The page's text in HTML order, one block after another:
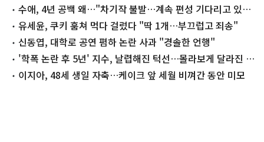
수애, 4년 공백 왜…"차기작 불발…계속 편성 기다리고 있
다"유세윤, 쿠키 훔쳐 먹다 걸렸다 "딱 1개…부끄럽고 죄송"
신동엽, 대학로 공연 폄하 논란 사과 "경솔한 언행"
'학폭 논란 후 5년' 지수, 날렵해진 턱선…몰라보게 달라진 근
황 이지아, 48세 생일 자축…케이크 앞 세월 비껴간 동안 미모